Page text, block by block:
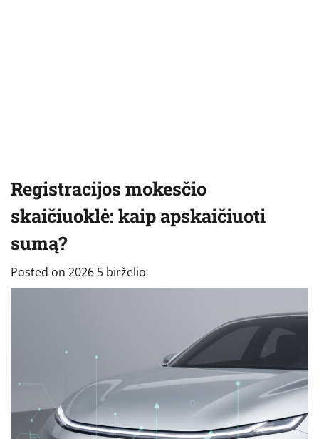
Registracijos mokesčio
skaičiuoklė: kaip apskaičiuoti
sumą?
Posted on 2026 5 birželio